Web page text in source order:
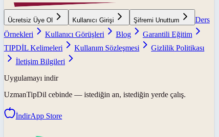
Ücretsiz Üye Ol Kullanıcı Girişi Şifremi Unuttum
Ders
Örnekleri
Kullanıcı Görüşleri Blog
Garantili Eğitim
TIPDİL Kelimeleri
Kullanım Sözleşmesi
Gizlilik Politikası
İletişim Bilgileri
Uygulamayı indir
UzmanTipDil cebinde — istediğin an, istediğin yerde çalış.
İndirApp Store